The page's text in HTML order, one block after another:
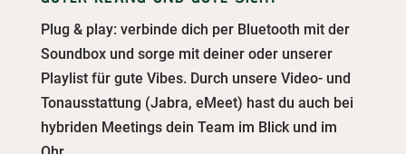
Plug & play: verbinde dich per Bluetooth mit der
Soundbox und sorge mit deiner oder unserer
Playlist für gute Vibes. Durch unsere Video- und
Tonausstattung (Jabra, eMeet) hast du auch bei
hybriden Meetings dein Team im Blick und im